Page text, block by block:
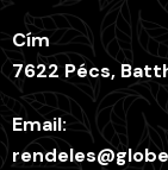
Cím
7622 Pécs,
Email: